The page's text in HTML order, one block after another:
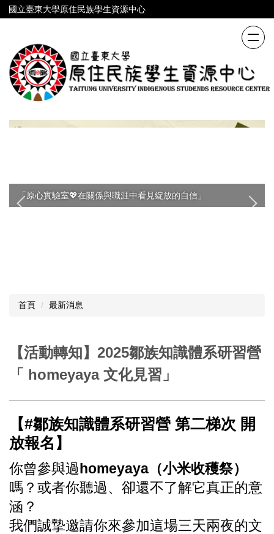
跳
到
內
容
區
國立臺東大學原住民族學生資源中心
「原心實驗室💖在關係與職涯中看見綻放的自信」
首頁 最新消息
【活動轉知】2025鄒族知識體系研習營
「 homeyaya 文化見習」
【#鄒族知識體系研習營 第二梯次 開
放報名】
你曾參與過homeyaya（小米收穫祭）
嗎？或者你聽過、卻還不了解它真正的意
涵？
我們誠摯邀請你來參加這場三天兩夜的文